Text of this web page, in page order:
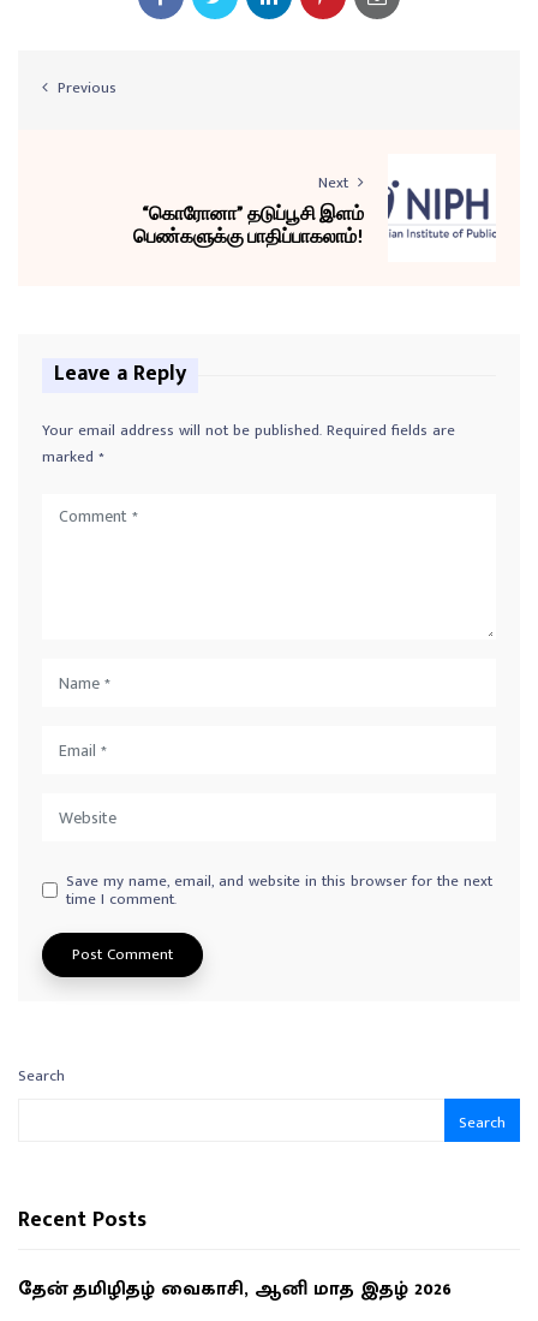
Previous
Next
“கொரோனா” தடுப்பூசி இளம்
பெண்களுக்கு பாதிப்பாகலாம்!
Leave a Reply
Your email address will not be published.Required fields are
marked *
Save my name, email, and website in this browser for the next
time I comment.
Search
Search
Recent Posts
தேன் தமிழிதழ் வைகாசி, ஆனி மாத இதழ் 2026